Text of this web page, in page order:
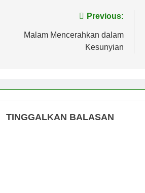
pos
Previous:
Malam Mencerahkan dalam
Kesunyian
TINGGALKAN BALASAN